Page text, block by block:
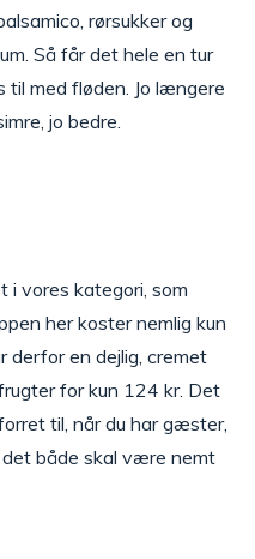
rørsukker og
Så får det hele en tur
til med fløden. Jo længere
jo bedre.
i vores kategori, som
her koster nemlig kun
derfor en dejlig, cremet
for kun 124 kr. Det
til, når du har gæster,
både skal være nemt